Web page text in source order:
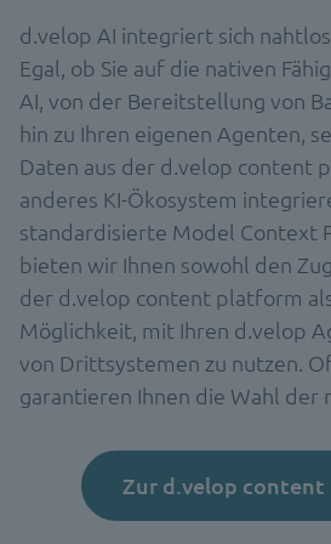
d.velop AI integriert sich
Egal, ob Sie auf die nativen
AI, von der Bereitstellung von
hin zu Ihren eigenen Agenten,
Daten aus der d.velop content
anderes KI-Ökosystem
standardisierte Model Context
bieten wir Ihnen sowohl den
der d.velop content platform
Möglichkeit, mit Ihren d.velop
von Drittsystemen zu nutzen.
garantieren Ihnen die Wahl
Zur d.velop